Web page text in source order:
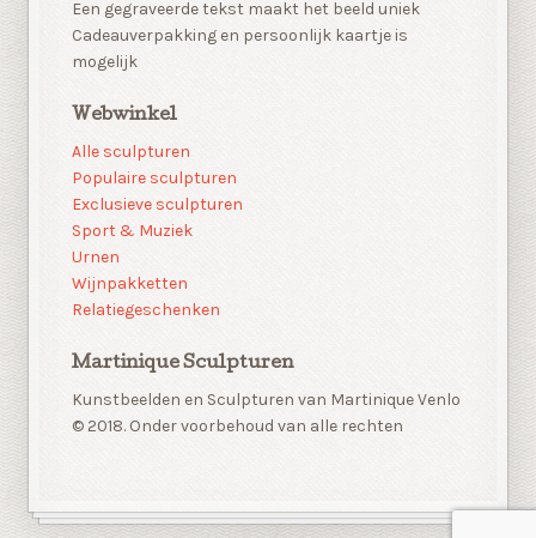
Een gegraveerde tekst maakt het beeld uniek
Cadeauverpakking en persoonlijk kaartje is
mogelijk
Webwinkel
Alle sculpturen
Populaire sculpturen
Exclusieve sculpturen
Sport & Muziek
Urnen
Wijnpakketten
Relatiegeschenken
Martinique Sculpturen
Kunstbeelden en Sculpturen van Martinique Venlo
© 2018. Onder voorbehoud van alle rechten